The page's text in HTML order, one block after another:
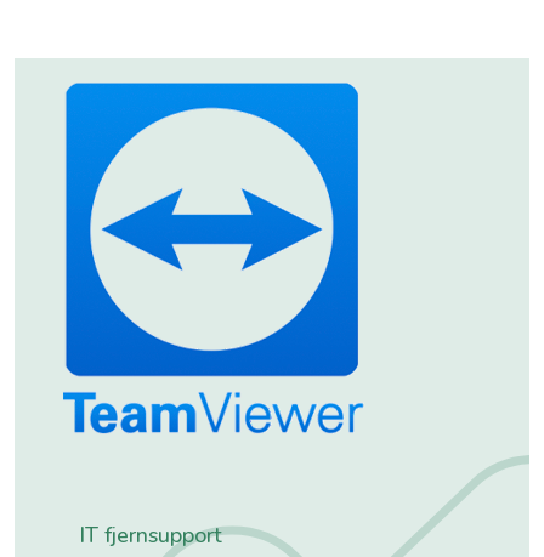
IT fjernsupport